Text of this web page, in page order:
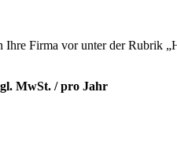
Ihre Firma vor unter der Rubrik
MwSt. / pro Jahr